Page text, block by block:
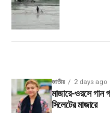
জাতীয় 2 days ago
মাজারে-ওরসে গান
সিলেটের মাজারে